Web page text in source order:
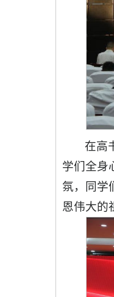
在高
学们全身
氛，同学
恩伟大的